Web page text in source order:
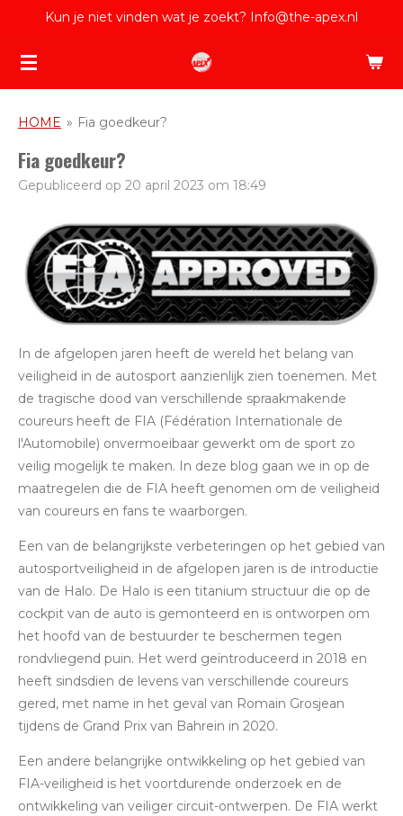
naar
de
Kun je niet vinden wat je zoekt? Info@the-apex.nl
HOME » Fia goedkeur?
Fia goedkeur?
Gepubliceerd op 20 april 2023 om 18:49
In de afgelopen jaren heeft de wereld het belang van
veiligheid in de autosport aanzienlijk zien toenemen. Met
de tragische dood van verschillende spraakmakende
coureurs heeft de FIA ​​​​(Fédération Internationale de
l'Automobile) onvermoeibaar gewerkt om de sport zo
veilig mogelijk te maken. In deze blog gaan we in op de
maatregelen die de FIA ​​heeft genomen om de veiligheid
van coureurs en fans te waarborgen.
Een van de belangrijkste verbeteringen op het gebied van
autosportveiligheid in de afgelopen jaren is de introductie
van de Halo. De Halo is een titanium structuur die op de
cockpit van de auto is gemonteerd en is ontworpen om
het hoofd van de bestuurder te beschermen tegen
rondvliegend puin. Het werd geïntroduceerd in 2018 en
heeft sindsdien de levens van verschillende coureurs
gered, met name in het geval van Romain Grosjean
tijdens de Grand Prix van Bahrein in 2020.
Een andere belangrijke ontwikkeling op het gebied van
FIA-veiligheid is het voortdurende onderzoek en de
ontwikkeling van veiliger circuit-ontwerpen. De FIA ​​​​werkt